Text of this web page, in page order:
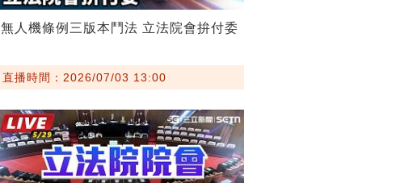
無人機條例三版本鬥法 立法院會拚付委
直播時間：2026/07/03 13:00